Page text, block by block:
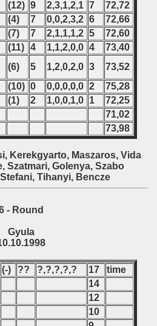
(12) 9 2,3,1,2,1 7
72,72
(4) 7 0,0,2,3,2 6
72,66
(7) 7 2,1,1,1,2 5
72,60
(11) 4 1,1,2,0,0 4
73,40
(6) 5 1,2,0,2,0 3
73,52
(10) 0 0,0,0,0,0 2
75,28
(1) 2 1,0,0,1,0 1
72,25
71,02
73,98
Kerekgyarto, Maszaros, Vida
Szatmari, Golenya, Szabo
Tihanyi, Bencze
- Round
Gyula
(-) ?? ?,?,?,?,? 17
time
14
12
10